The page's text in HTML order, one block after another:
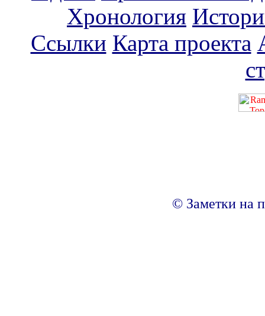
Хронология
Ссылки Карта проекта
© Заметки на